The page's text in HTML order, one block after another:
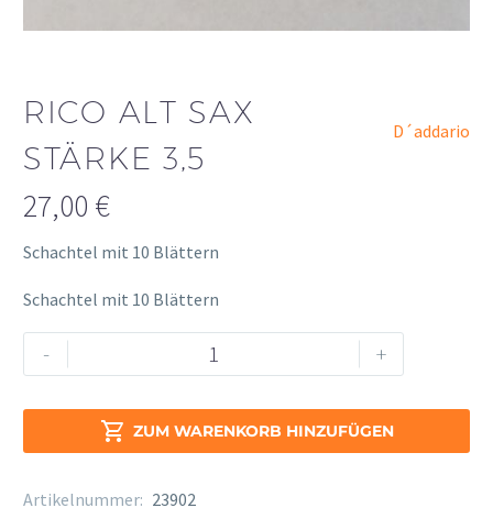
RICO ALT SAX
STÄRKE 3,5
D´addario
27,00 €
Schachtel mit 10 Blättern
Schachtel mit 10 Blättern
-
Alt
3,5
+
 ZUM WARENKORB HINZUFÜGEN
Alternative:
Artikelnummer: 23902